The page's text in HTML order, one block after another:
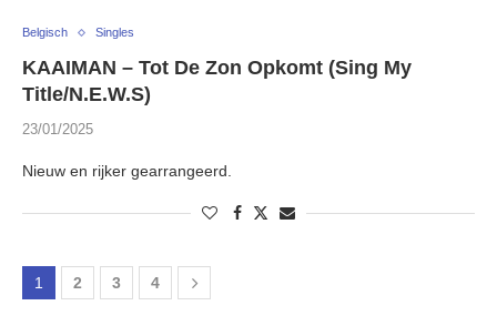
Belgisch Singles
KAAIMAN – Tot De Zon Opkomt (Sing My
Title/N.E.W.S)
23/01/2025
Nieuw en rijker gearrangeerd.
1 2 3 4